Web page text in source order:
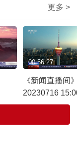
更多 >
《新闻直播间
20230716
00:56:27